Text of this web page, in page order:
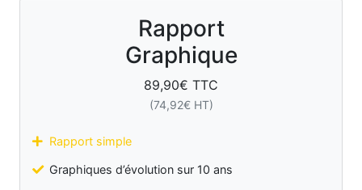
Rapport
Graphique
89,90€ TTC
(74,92€ HT)
Rapport simple
Graphiques d’évolution sur 10 ans